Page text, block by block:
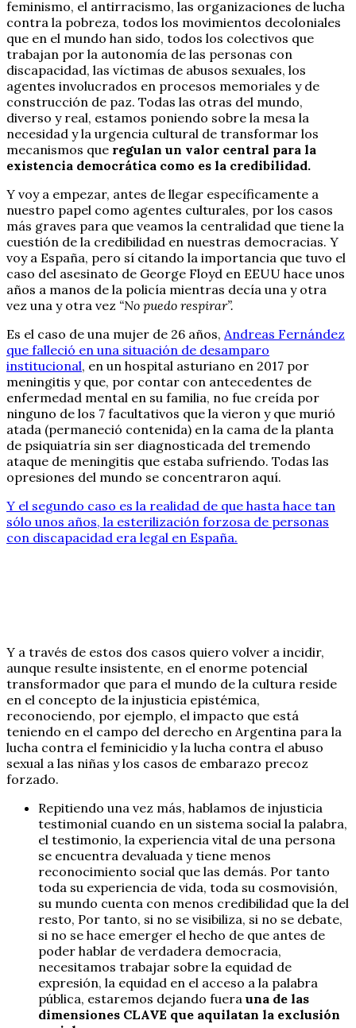
feminismo, el antirracismo, las organizaciones de lucha
contra la pobreza, todos los movimientos decoloniales
que en el mundo han sido, todos los colectivos que
trabajan por la autonomía de las personas con
discapacidad, las víctimas de abusos sexuales, los
agentes involucrados en procesos memoriales y de
construcción de paz. Todas las otras del mundo,
diverso y real, estamos poniendo sobre la mesa la
necesidad y la urgencia cultural de transformar los
mecanismos que regulan un valor central para la
existencia democrática como es la credibilidad.
Y voy a empezar, antes de llegar específicamente a
nuestro papel como agentes culturales, por los casos
más graves para que veamos la centralidad que tiene la
cuestión de la credibilidad en nuestras democracias. Y
voy a España, pero sí citando la importancia que tuvo el
caso del asesinato de George Floyd en EEUU hace unos
años a manos de la policía mientras decía una y otra
vez una y otra vez “No puedo respirar”.
Es el caso de una mujer de 26 años, Andreas Fernández
que falleció en una situación de desamparo
institucional, en un hospital asturiano en 2017 por
meningitis y que, por contar con antecedentes de
enfermedad mental en su familia, no fue creída por
ninguno de los 7 facultativos que la vieron y que murió
atada (permaneció contenida) en la cama de la planta
de psiquiatría sin ser diagnosticada del tremendo
ataque de meningitis que estaba sufriendo. Todas las
opresiones del mundo se concentraron aquí.
Y el segundo caso es la realidad de que hasta hace tan
sólo unos años, la esterilización forzosa de personas
con discapacidad era legal en España.
Y a través de estos dos casos quiero volver a incidir,
aunque resulte insistente, en el enorme potencial
transformador que para el mundo de la cultura reside
en el concepto de la injusticia epistémica,
reconociendo, por ejemplo, el impacto que está
teniendo en el campo del derecho en Argentina para la
lucha contra el feminicidio y la lucha contra el abuso
sexual a las niñas y los casos de embarazo precoz
forzado.
Repitiendo una vez más, hablamos de injusticia
testimonial cuando en un sistema social la palabra,
el testimonio, la experiencia vital de una persona
se encuentra devaluada y tiene menos
reconocimiento social que las demás. Por tanto
toda su experiencia de vida, toda su cosmovisión,
su mundo cuenta con menos credibilidad que la del
resto, Por tanto, si no se visibiliza, si no se debate,
si no se hace emerger el hecho de que antes de
poder hablar de verdadera democracia,
necesitamos trabajar sobre la equidad de
expresión, la equidad en el acceso a la palabra
pública, estaremos dejando fuera una de las
dimensiones CLAVE que aquilatan la exclusión